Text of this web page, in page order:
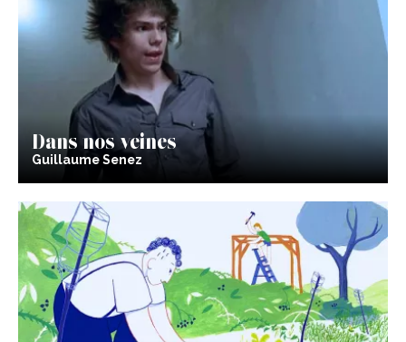
Dans nos veines
Guillaume Senez